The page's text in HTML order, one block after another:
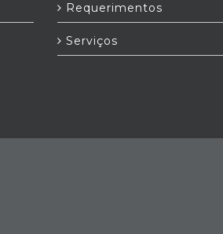
Requerimentos
Serviços